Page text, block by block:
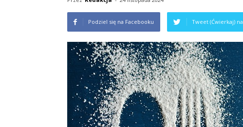
Podziel się na Facebooku Tweet (Ćwierkaj)